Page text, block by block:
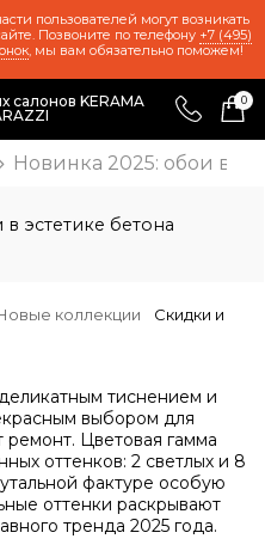
пользователей могут возникать
Позвоните по телефону +7 (495)
, мы вам обязательно поможем!
салонов KERAMA
0
Новинка 2025: обои в
эстетике бетона
коллекции
Скидки и
тиснением и
выбором для
ремонт. Цветовая гамма
оттенков: 2 светлых и 8
фактуре особую
оттенки раскрывают
тренда 2025 года.